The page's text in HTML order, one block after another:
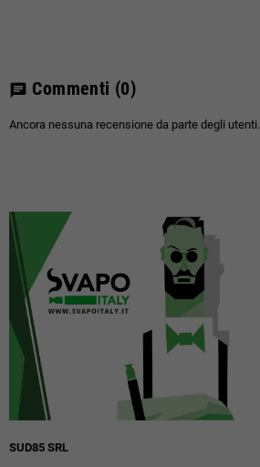
chat Commenti (0)
Ancora nessuna recensione da parte degli utenti.
SUD85 SRL